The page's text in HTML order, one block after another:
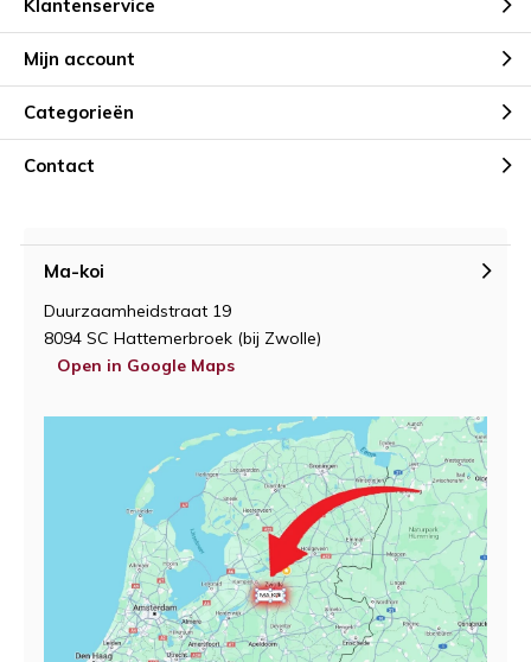
Klantenservice
Mijn account
Categorieën
Contact
Ma-koi
Duurzaamheidstraat 19
8094 SC Hattemerbroek (bij Zwolle)
Open in Google Maps